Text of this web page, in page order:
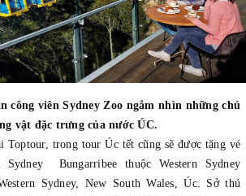
công viên Sydney Zoo ngắm nhìn những chú
vật đặc trưng của nước ÚC.
Toptour, trong tour Úc tết cũng sẽ được tặng vé
Bungarribee thuộc Western Sydney
Sydney, New South Wales, Úc. Sở thú